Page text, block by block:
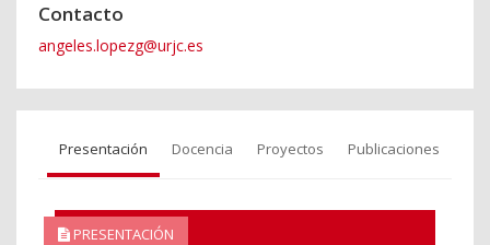
Contacto
angeles.lopezg@urjc.es
Presentación Docencia Proyectos Publicaciones
PRESENTACIÓN